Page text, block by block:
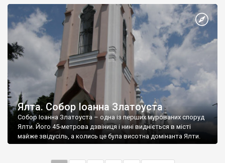
Ялта. Собор Іоанна Златоуста
Собор Іоанна Златоуста – одна із перших мурованих споруд
Ялти. Його 45-метрова дзвіниця і нині видніється в місті
майже звідусіль, а колись це була висотна домінанта Ялти.